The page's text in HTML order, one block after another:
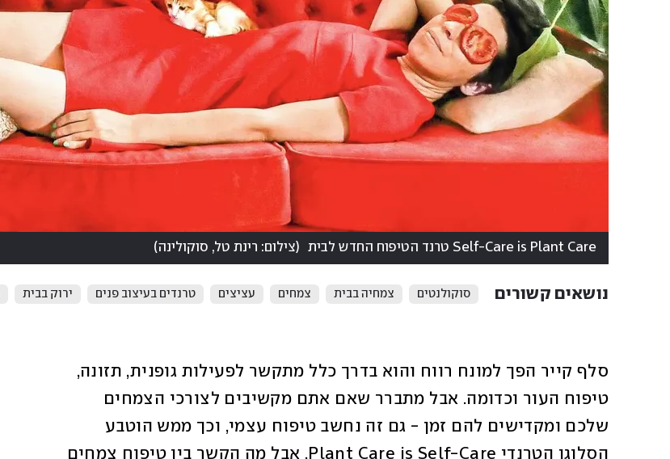
Self-Care is Plant Care טרנד הטיפוח החדש לבית (צילום: רינת טל, סוקולינה)
נושאים קשורים סוקולנטים צמחיה בבית צמחים עציצים טרנדים בעיצוב פנים ירוק בבית